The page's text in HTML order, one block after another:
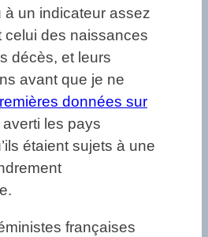
à un indicateur assez
celui des naissances
décès, et leurs
avant que je ne
données sur
averti les pays
étaient sujets à une
françaises